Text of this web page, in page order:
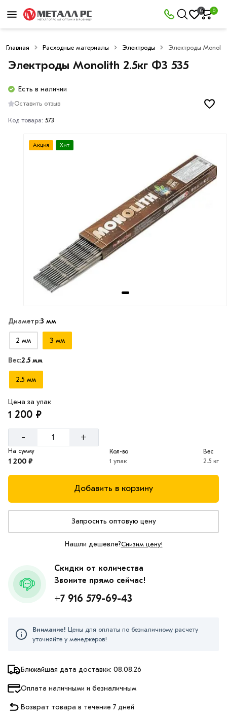
0 0
Главная Расходные материалы Электроды Электроды
Электроды Monolith 2.5кг Ф3 535
Есть в наличии
Оставить отзыв
Код товара: 573
Акция Хит
Диаметр:3 мм
2 мм 3 мм
Вес:2.5 мм
2.5 мм
Ближайшая дата доставки: 08.08.26
Оплата наличными и безналичным
Возврат товара в течение 7 дней
Цена за упак
1 200 ₽
- +
На сумму
1 200 ₽
Кол-во
1 упак
Вес
2.5 кг
Добавить в корзину
Запросить оптовую цену
Нашли дешевле?Снизим цену!
Скидки от количества
Звоните прямо сейчас!
+7 916 579-69-43
Внимание! Цены для оплаты по безналичному расчету
уточняйте у менеджеров!